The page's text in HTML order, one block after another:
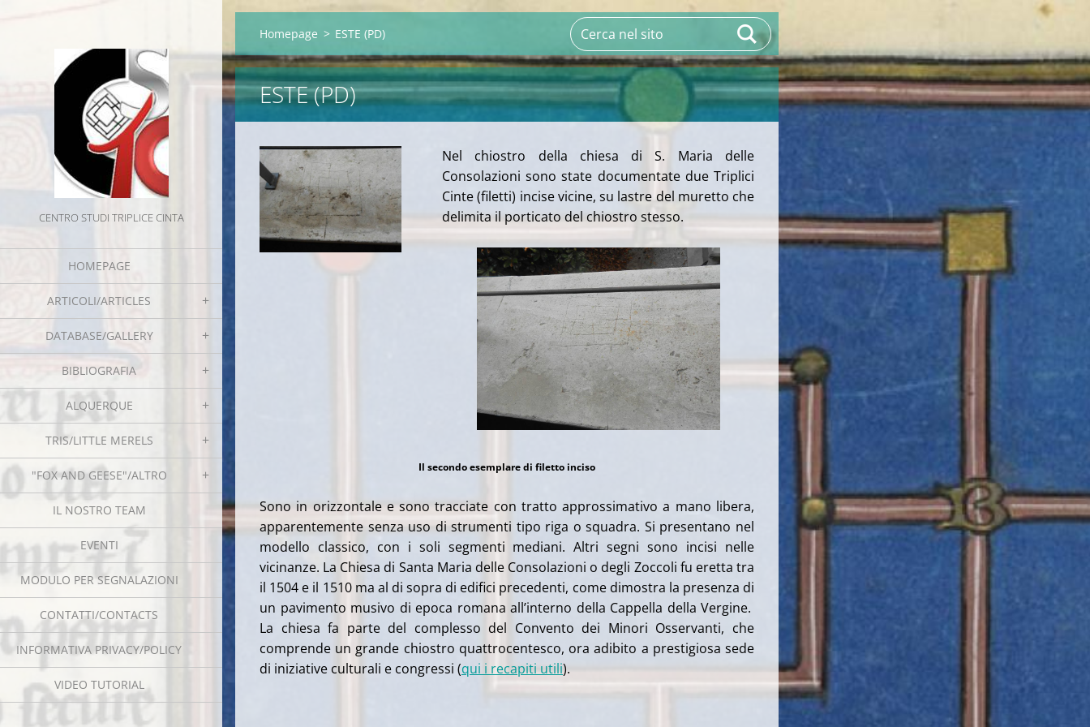
CENTRO STUDI TRIPLICE CINTA
HOMEPAGE
ARTICOLI/ARTICLES
DATABASE/GALLERY
BIBLIOGRAFIA
ALQUERQUE
TRIS/LITTLE MERELS
"FOX AND GEESE"/ALTRO
IL NOSTRO TEAM
EVENTI
MODULO PER SEGNALAZIONI
CONTATTI/CONTACTS
INFORMATIVA PRIVACY/POLICY
VIDEO TUTORIAL
Homepage > ESTE (PD)
ESTE (PD)
Nel chiostro della chiesa di S. Maria delle
Consolazioni sono state documentate due Triplici
Cinte (filetti) incise vicine, su lastre del muretto che
delimita il porticato del chiostro stesso.
Il secondo esemplare di filetto inciso
Sono in orizzontale e sono tracciate con tratto approssimativo a mano libera,
apparentemente senza uso di strumenti tipo riga o squadra. Si presentano nel
modello classico, con i soli segmenti mediani. Altri segni sono incisi nelle
vicinanze. La Chiesa di Santa Maria delle Consolazioni o degli Zoccoli fu eretta tra
il 1504 e il 1510 ma al di sopra di edifici precedenti, come dimostra la presenza di
un pavimento musivo di epoca romana all’interno della Cappella della Vergine.
La chiesa fa parte del complesso del Convento dei Minori Osservanti, che
comprende un grande chiostro quattrocentesco, ora adibito a prestigiosa sede
di iniziative culturali e congressi (qui i recapiti utili).